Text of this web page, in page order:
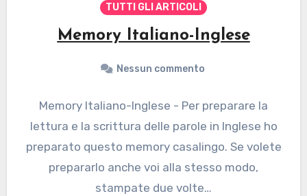
TUTTI GLI ARTICOLI
Memory Italiano-Inglese
Nessun commento
Memory Italiano-Inglese - Per preparare la
lettura e la scrittura delle parole in Inglese ho
preparato questo memory casalingo. Se volete
prepararlo anche voi alla stesso modo,
stampate due volte…